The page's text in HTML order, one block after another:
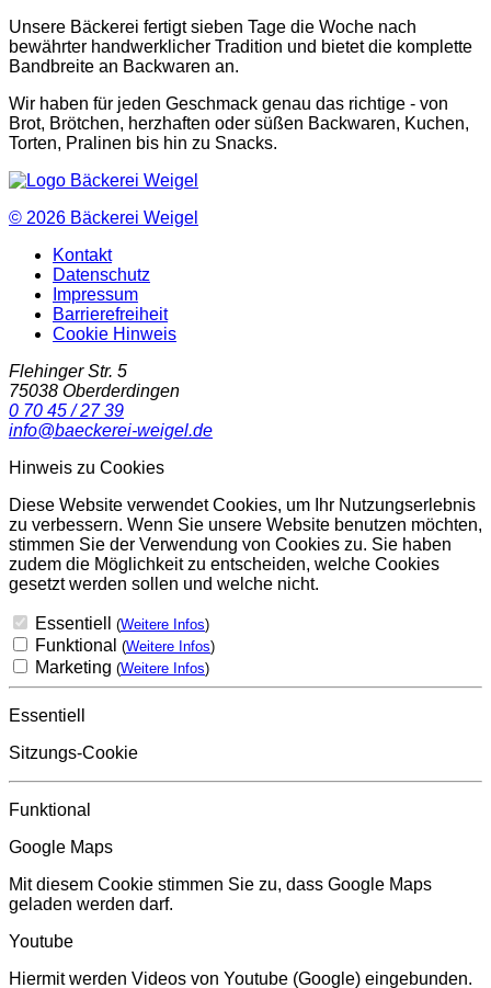
Unsere Bäckerei fertigt sieben Tage die Woche nach
bewährter handwerklicher Tradition und bietet die komplette
Bandbreite an Backwaren an.
Wir haben für jeden Geschmack genau das richtige - von
Brot, Brötchen, herzhaften oder süßen Backwaren, Kuchen,
Torten, Pralinen bis hin zu Snacks.
© 2026 Bäckerei Weigel
Kontakt
Datenschutz
Impressum
Barrierefreiheit
Cookie Hinweis
Flehinger Str. 5
75038 Oberderdingen
0 70 45 / 27 39
info@baeckerei-weigel.de
Hinweis zu Cookies
Diese Website verwendet Cookies, um Ihr Nutzungserlebnis
zu verbessern. Wenn Sie unsere Website benutzen möchten,
stimmen Sie der Verwendung von Cookies zu. Sie haben
zudem die Möglichkeit zu entscheiden, welche Cookies
gesetzt werden sollen und welche nicht.
Essentiell (Weitere Infos)
Funktional (Weitere Infos)
Marketing (Weitere Infos)
Essentiell
Sitzungs-Cookie
Funktional
Google Maps
Mit diesem Cookie stimmen Sie zu, dass Google Maps
geladen werden darf.
Youtube
Hiermit werden Videos von Youtube (Google) eingebunden.